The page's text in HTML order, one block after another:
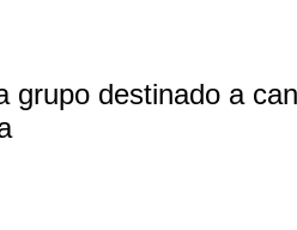
grupo destinado a